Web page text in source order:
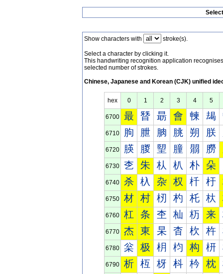
Show characters with stroke(s).
Select a character by clicking it.
This handwriting recognition application
selected number of strokes.
Chinese, Japanese and Korean (CJK) unified
hex 0 1 2 3 4 5
6700 最 朁 朂 會 朄 朅
6710 朐 朑 朒 朓 朔 朕
6720 朠 朡 朢 朣 朤 朥
6730 朰 朱 朲 朳 朴 朵
6740 杀 杁 杂 权 杄 杅
6750 材 村 杒 杓 杔 杕
6760 杠 条 杢 杣 杤 来
6770 杰 東 杲 杳 杴 杵
6780 枀 极 枂 枃 构 枅
6790 析 枑 枒 枓 枔 枕